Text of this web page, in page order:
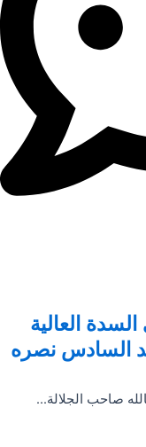
العالية
السادس نصره
صاحب الجلالة...